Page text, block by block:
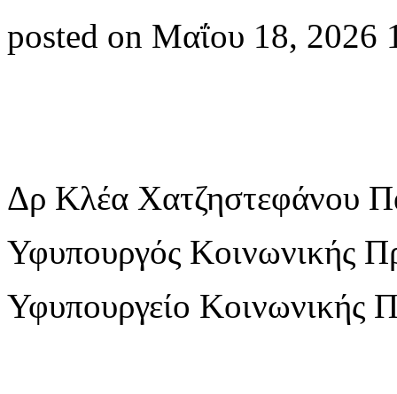
posted on Μαΐου 18, 2026
Δρ Κλέα Χατζηστεφάνου
Υφυπουργός Κοινωνικής
Υφυπουργείο Κοινωνικής